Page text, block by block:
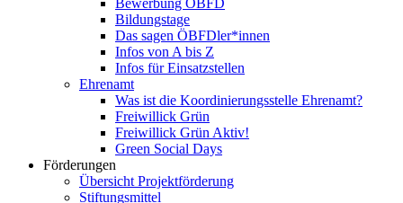
Bewerbung ÖBFD
Bildungstage
Das sagen ÖBFDler*innen
Infos von A bis Z
Infos für Einsatzstellen
Ehrenamt
Was ist die Koordinierungsstelle Ehrenamt?
Freiwillick Grün
Freiwillick Grün Aktiv!
Green Social Days
Förderungen
Übersicht Projektförderung
Stiftungsmittel